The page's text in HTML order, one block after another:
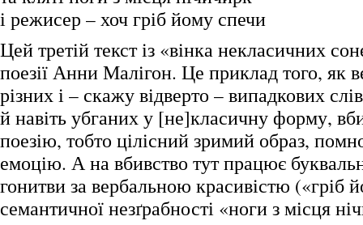
і режисер – хоч гріб йому спечи
Цей третій текст із «вінка некласичних
поезії Анни Малігон. Це приклад того, як
різних і – скажу відверто – випадкових
й навіть убганих у [не]класичну форму,
поезію, тобто цілісний зримий образ,
емоцію. А на вбивство тут працює
гонитви за вербальною красивістю («гріб
семантичної незґрабності «ноги з місця